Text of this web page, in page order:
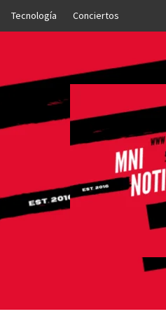
Tecnología Conciertos